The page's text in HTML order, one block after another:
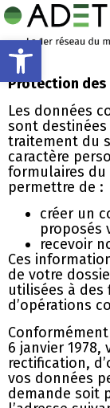
Ouvrir
Protection des
Les données
sont destinées
traitement du
caractère
formulaires
permettre de :
créer un
proposés
recevoir
Ces
de votre
utilisées à des
d’opérations
6 janvier 1978,
rectification,
vos données
demande soit